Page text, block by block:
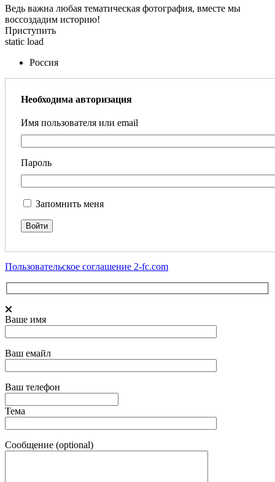
Ведь важна любая тематическая фотография, вместе мы
воссоздадим историю!
Приступить
static load
Россия
Необходима авторизация
Имя пользователя или email
Пароль
Запомнить меня
Пользовательское соглашение 2-fc.com
Ваше имя
Ваш емайл
Ваш телефон
Тема
Сообщение (optional)